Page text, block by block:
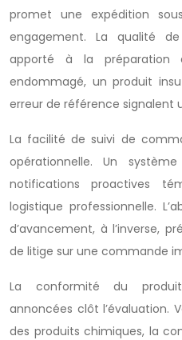
promet une expédition
engagement. La qualité
apporté à la préparation
endommagé, un produit
erreur de référence signalent
La facilité de suivi de
opérationnelle. Un
notifications proactives
logistique professionnelle.
d’avancement, à l’inverse,
de litige sur une commande
La conformité du
annoncées clôt l’évaluation.
des produits chimiques, la